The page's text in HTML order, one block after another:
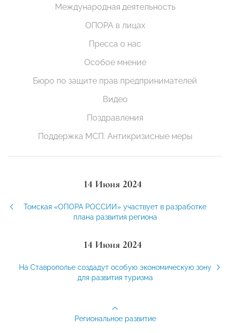
Международная деятельность
ОПОРА в лицах
Пресса о нас
Особое мнение
Бюро по защите прав предпринимателей
Видео
Поздравления
Поддержка МСП. Антикризисные меры
14 Июня 2024
Томская «ОПОРА РОССИИ» участвует в разработке
плана развития региона
14 Июня 2024
На Ставрополье создадут особую экономическую зону
для развития туризма
Региональное развитие